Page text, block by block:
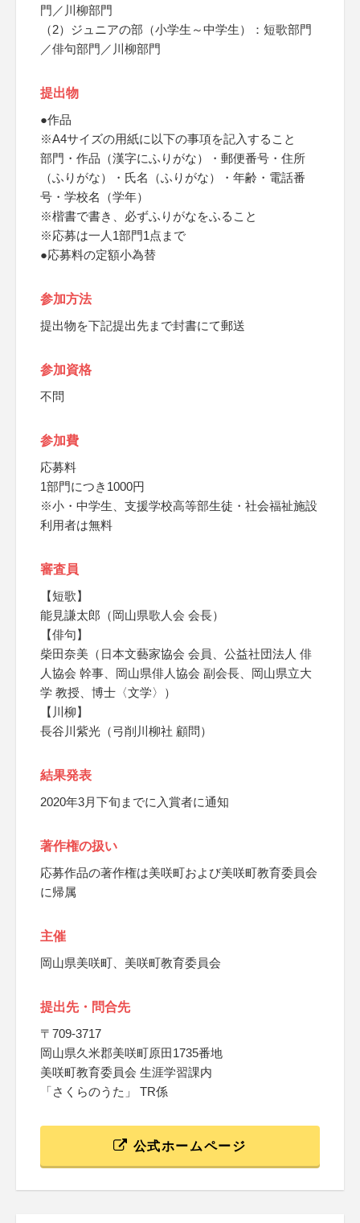
門／川柳部門
（2）ジュニアの部（小学生～中学生）：短歌部門
／俳句部門／川柳部門
提出物
●作品
※A4サイズの用紙に以下の事項を記入すること
部門・作品（漢字にふりがな）・郵便番号・住所
（ふりがな）・氏名（ふりがな）・年齢・電話番
号・学校名（学年）
※楷書で書き、必ずふりがなをふること
※応募は一人1部門1点まで
●応募料の定額小為替
参加方法
提出物を下記提出先まで封書にて郵送
参加資格
不問
参加費
応募料
1部門につき1000円
※小・中学生、支援学校高等部生徒・社会福祉施設
利用者は無料
審査員
【短歌】
能見謙太郎（岡山県歌人会 会長）
【俳句】
柴田奈美（日本文藝家協会 会員、公益社団法人 俳
人協会 幹事、岡山県俳人協会 副会長、岡山県立大
学 教授、博士〈文学〉）
【川柳】
長谷川紫光（弓削川柳社 顧問）
結果発表
2020年3月下旬までに入賞者に通知
著作権の扱い
応募作品の著作権は美咲町および美咲町教育委員会
に帰属
主催
岡山県美咲町、美咲町教育委員会
提出先・問合先
〒709-3717
岡山県久米郡美咲町原田1735番地
美咲町教育委員会 生涯学習課内
「さくらのうた」 TR係
公式ホームページ